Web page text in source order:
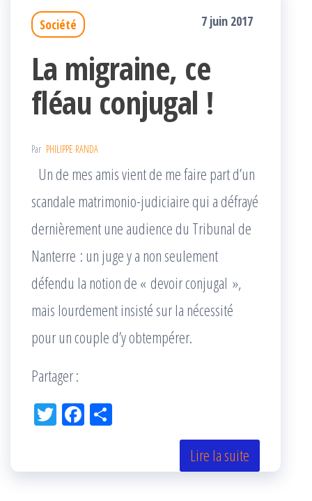
Société 7 juin 2017
La migraine, ce
fléau conjugal !
Par PHILIPPE RANDA
Un de mes amis vient de me faire part d’un
scandale matrimonio-judiciaire qui a défrayé
dernièrement une audience du Tribunal de
Nanterre : un juge y a non seulement
défendu la notion de « devoir conjugal »,
mais lourdement insisté sur la nécessité
pour un couple d’y obtempérer.
Partager :
Tw Fac
k r
Lire la suite